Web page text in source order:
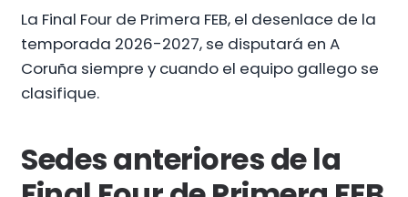
La Final Four de Primera FEB, el desenlace de la
temporada 2026-2027, se disputará en A
Coruña siempre y cuando el equipo gallego se
clasifique.
Sedes anteriores de la